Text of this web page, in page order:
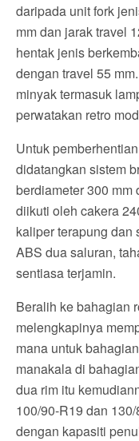
daripada unit fork
mm dan jarak travel
hentak jenis
dengan travel 55
minyak termasuk
perwatakan retro
Untuk
didatangkan sistem
berdiameter 300 mm
diikuti oleh cakera
kaliper terapung dan
ABS dua saluran,
sentiasa terjamin.
Beralih ke bahagian
melengkapinya
mana untuk
manakala di
dua rim itu
100/90-R19 dan
dengan kapasiti